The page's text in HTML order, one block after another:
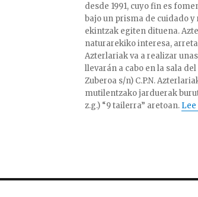
desde 1991, cuyo fin es
bajo un prisma de cuidado y
ekintzak egiten dituena.
naturarekiko interesa, arreta
Azterlariak va a realizar
llevarán a cabo en la sala
Zuberoa s/n) C.P.N.
mutilentzako jarduerak
z.g.) “9 tailerra” aretoan.